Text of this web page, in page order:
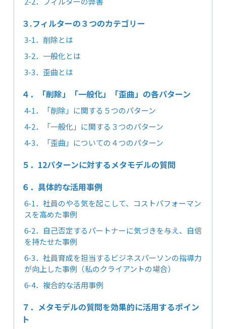
３.フィルターの３つのカテゴリー
3-1．削除とは
3-2．一般化とは
3-3．歪曲とは
４．「削除」「一般化」「歪曲」の各パターン
4-1．「削除」に関する５つのパターン
4-2．「一般化」に関する３つのパターン
4-3．「歪曲」についての４つのパターン
５．12パターンに対するメタモデルの質問
６．具体的な活用事例
6-1．社員のやる気を起こして、コストパフォーマン
スを高めた事例
6-2．自己否定するパートナーに気づきを与え、自信
を持たせた事例
6-3．社員育成を担当するビジネスパーソンの指導力
が向上した事例（私のクライアントの場合）
6-4．複合的な活用事例
７．メタモデルの質問を効果的に活用するポイン
ト